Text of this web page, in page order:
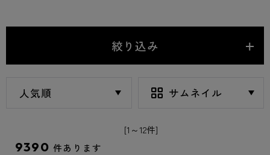
絞り込み
[1～12件]
9390 件あります